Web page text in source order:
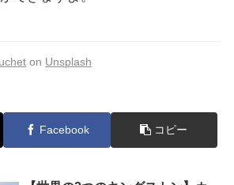
on Unsplash
Facebook コピー